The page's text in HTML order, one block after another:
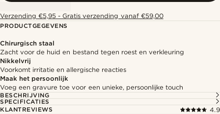
Verzending €5,95 - Gratis verzending vanaf €59,00
PRODUCTGEGEVENS
Chirurgisch staal
Zacht voor de huid en bestand tegen roest en verkleuring
Nikkelvrij
Voorkomt irritatie en allergische reacties
Maak het persoonlijk
Voeg een gravure toe voor een unieke, persoonlijke touch
BESCHRIJVING
SPECIFICATIES
KLANTREVIEWS
4.9